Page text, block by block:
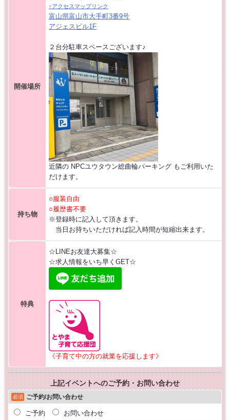
開催場所
↑アクセスマップリンク
富山県富山市大手町3番9号
アジェスビル1F
２台分駐車スペースございます♪
近隣の NPCユウタウン総曲輪パーキング もご利用いた
だけます。
持ち物
○服装自由
○履歴書不要
※登録時に記入して頂きます。
当日お持ちいただければ記入時間が短縮出来ます。
特典
☆LINEお友達大募集☆
☆求人情報をいち早くGET☆
《子育て中の方の就業を応援します》
上記イベントへのご予約・お問い合わせ
必須 ご予約/お問い合わせ
ご予約 お問い合わせ